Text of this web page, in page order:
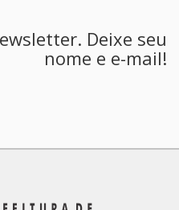
Deixe seu
nome e e-mail!